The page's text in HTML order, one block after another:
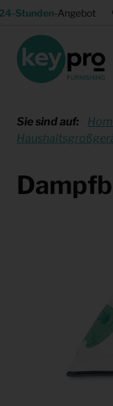
Stunden-Angebot
Sie sind auf: